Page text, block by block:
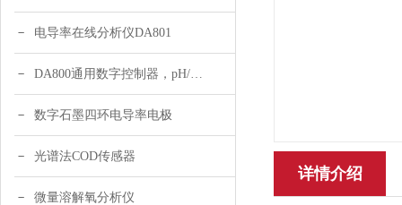
电导率在线分析仪DA801
DA800通用数字控制器，pH/DO/ORP多参数
数字石墨四环电导率电极
光谱法COD传感器
微量溶解氧分析仪
详情介绍